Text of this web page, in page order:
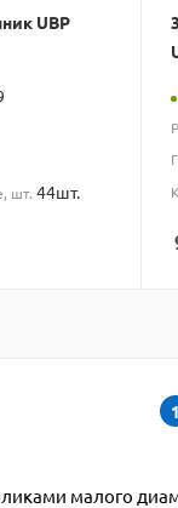
UBP
шт. 44шт.
1
малого